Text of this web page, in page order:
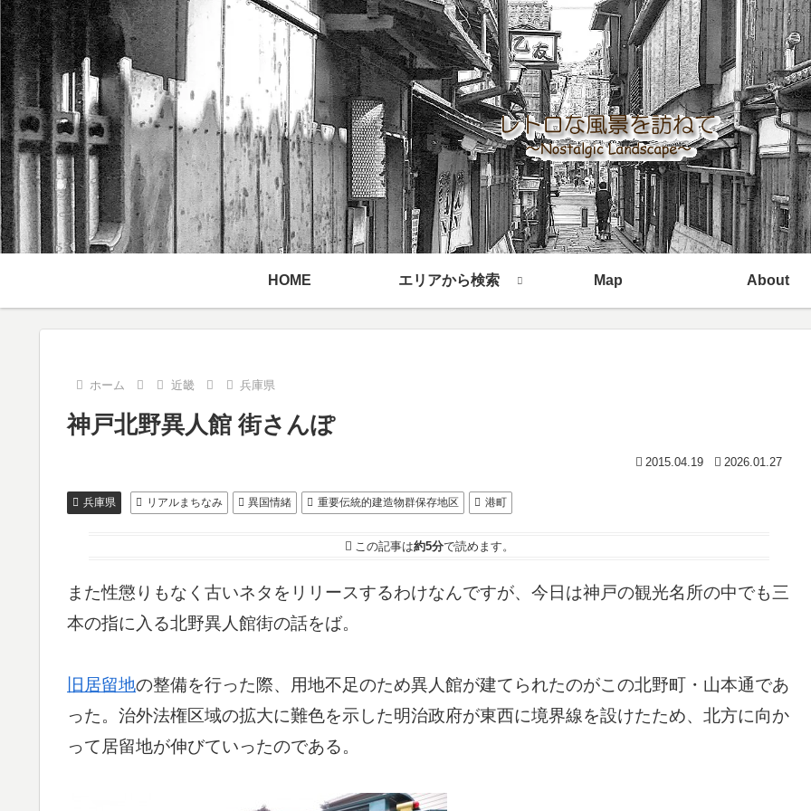
HOME エリアから検索 Map About
ホーム 近畿 兵庫県
神戸北野異人館 街さんぽ
2015.04.19 2026.01.27
兵庫県 リアルまちなみ 異国情緒 重要伝統的建造物群保存地区 港町
この記事は約5分で読めます。
また性懲りもなく古いネタをリリースするわけなんですが、今日は神戸の観光名所の中でも三
本の指に入る北野異人館街の話をば。
旧居留地の整備を行った際、用地不足のため異人館が建てられたのがこの北野町・山本通であ
った。治外法権区域の拡大に難色を示した明治政府が東西に境界線を設けたため、北方に向か
って居留地が伸びていったのである。